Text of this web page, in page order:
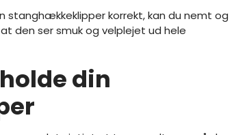
stanghækkeklipper korrekt, kan du nemt og
den ser smuk og velplejet ud hele
din